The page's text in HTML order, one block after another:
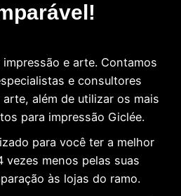
e arte. Contamos
e consultores
além de utilizar os mais
para impressão Giclée.
para você ter a melhor
vezes menos pelas suas
às lojas do ramo.